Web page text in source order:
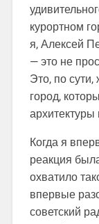
курортном
я, Алексей
— это не
Это, по
город,
Когда я
реакция
охватило
впервые
советский